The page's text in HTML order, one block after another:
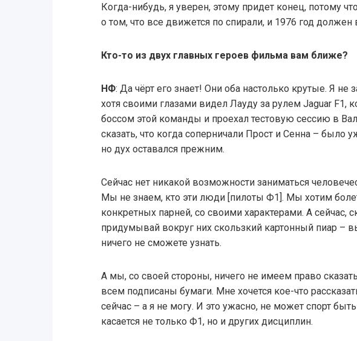
Когда-нибудь, я уверен, этому придет конец, потому
о том, что все движется по спирали, и 1976 год должен
Кто-то из двух главных героев фильма вам ближе?
НФ: Да чёрт его знает! Они оба настолько крутые. Я не
хотя своими глазами видел Лауду за рулем Jaguar F1,
боссом этой команды и проехал тестовую сессию в
сказать, что когда соперничали Прост и Сенна – было
но дух оставался прежним.
Сейчас нет никакой возможности заниматься
Мы не знаем, кто эти люди [пилоты Ф1]. Мы хотим
конкретных парней, со своими характерами. А сейчас,
придумывай вокруг них скользкий картонный пиар –
ничего не сможете узнать.
А мы, со своей стороны, ничего не имеем право
всем подписаны бумаги. Мне хочется кое-что
сейчас – а я не могу. И это ужасно, не может спорт
касается не только Ф1, но и других дисциплин.